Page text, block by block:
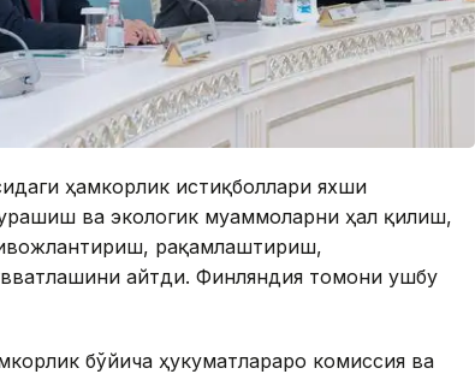
ҳамкорлик истиқболлари яхши
ва экологик муаммоларни ҳал қилиш,
рақамлаштириш,
айтди. Финляндия томони ушбу
бўйича ҳукуматлараро комиссия ва